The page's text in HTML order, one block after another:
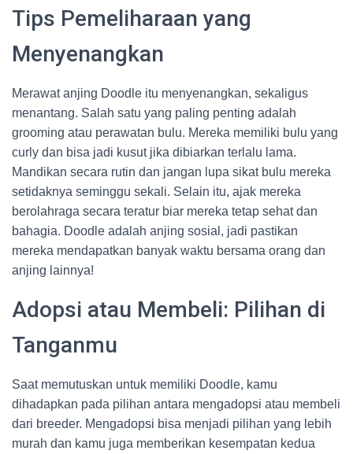
Tips Pemeliharaan yang
Menyenangkan
Merawat anjing Doodle itu menyenangkan, sekaligus
menantang. Salah satu yang paling penting adalah
grooming atau perawatan bulu. Mereka memiliki bulu yang
curly dan bisa jadi kusut jika dibiarkan terlalu lama.
Mandikan secara rutin dan jangan lupa sikat bulu mereka
setidaknya seminggu sekali. Selain itu, ajak mereka
berolahraga secara teratur biar mereka tetap sehat dan
bahagia. Doodle adalah anjing sosial, jadi pastikan
mereka mendapatkan banyak waktu bersama orang dan
anjing lainnya!
Adopsi atau Membeli: Pilihan di
Tanganmu
Saat memutuskan untuk memiliki Doodle, kamu
dihadapkan pada pilihan antara mengadopsi atau membeli
dari breeder. Mengadopsi bisa menjadi pilihan yang lebih
murah dan kamu juga memberikan kesempatan kedua